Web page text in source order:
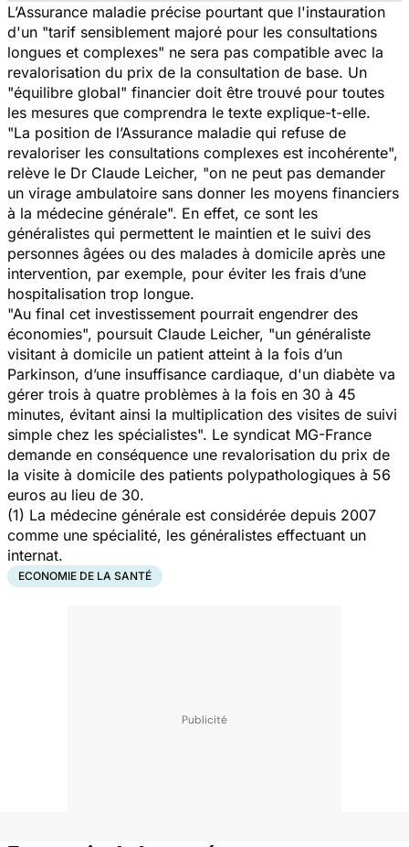
L’Assurance maladie précise pourtant que l'instauration
d'un "tarif sensiblement majoré pour les consultations
longues et complexes" ne sera pas compatible avec la
revalorisation du prix de la consultation de base. Un
"équilibre global" financier doit être trouvé pour toutes
les mesures que comprendra le texte explique-t-elle.
"La position de l’Assurance maladie qui refuse de
revaloriser les consultations complexes est incohérente",
relève le Dr Claude Leicher, "on ne peut pas demander
un virage ambulatoire sans donner les moyens financiers
à la médecine générale". En effet, ce sont les
généralistes qui permettent le maintien et le suivi des
personnes âgées ou des malades à domicile après une
intervention, par exemple, pour éviter les frais d’une
hospitalisation trop longue.
"Au final cet investissement pourrait engendrer des
économies", poursuit Claude Leicher, "un généraliste
visitant à domicile un patient atteint à la fois d’un
Parkinson, d’une insuffisance cardiaque, d'un diabète va
gérer trois à quatre problèmes à la fois en 30 à 45
minutes, évitant ainsi la multiplication des visites de suivi
simple chez les spécialistes". Le syndicat MG-France
demande en conséquence une revalorisation du prix de
la visite à domicile des patients polypathologiques à 56
euros au lieu de 30.
(1) La médecine générale est considérée depuis 2007
comme une spécialité, les généralistes effectuant un
internat.
ECONOMIE DE LA SANTÉ